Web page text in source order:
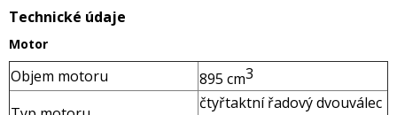
Technické údaje
Motor
Objem motoru 895 cm3
čtyřtaktní řadový dvouválec